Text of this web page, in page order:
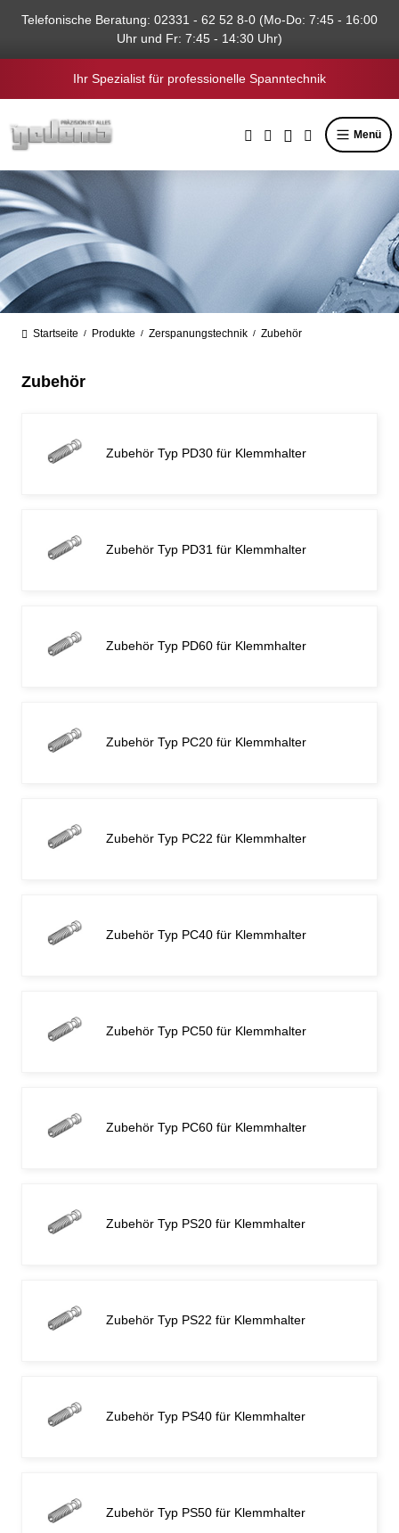
springen
Telefonische Beratung: 02331 - 62 52 8-0 (Mo-Do: 7:45 - 16:00
Uhr und Fr: 7:45 - 14:30 Uhr)
Ihr Spezialist für professionelle Spanntechnik
Menü
Startseite / Produkte / Zerspanungstechnik / Zubehör
Zubehör
Zubehör Typ PD30 für Klemmhalter
Zubehör Typ PD31 für Klemmhalter
Zubehör Typ PD60 für Klemmhalter
Zubehör Typ PC20 für Klemmhalter
Zubehör Typ PC22 für Klemmhalter
Zubehör Typ PC40 für Klemmhalter
Zubehör Typ PC50 für Klemmhalter
Zubehör Typ PC60 für Klemmhalter
Zubehör Typ PS20 für Klemmhalter
Zubehör Typ PS22 für Klemmhalter
Zubehör Typ PS40 für Klemmhalter
Zubehör Typ PS50 für Klemmhalter